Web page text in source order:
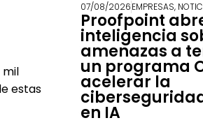
mil
estas
07/08/2026EMPRESAS,
Proofpoint
inteligencia
amenazas a
un programa
acelerar la
en IA